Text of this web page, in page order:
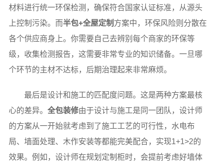
材料进行统一环保检测，确保符合国家认证标准，从源头
上控制污染。而半包+全屋定制 方案中，环保风险则分散在
各个供应商身上。你需要自己去辨别每个商家的环保等
级，收集检测报告，这需要非常专业的知识储备。一旦哪
个环节的主材不达标，后期治理起来非常麻烦。
最后是设计和施工的匹配度问题。这是两种方案最核
心的差异。 全包装修由于设计与施工是同一团队，设计师
的方案从一开始就考虑到了施工工艺的可行性，水电布
局、墙面处理、木作安装等都能完美配合，实现1+1>2的
效果。例如，设计师在规划定制柜时，会提前考虑好墙体